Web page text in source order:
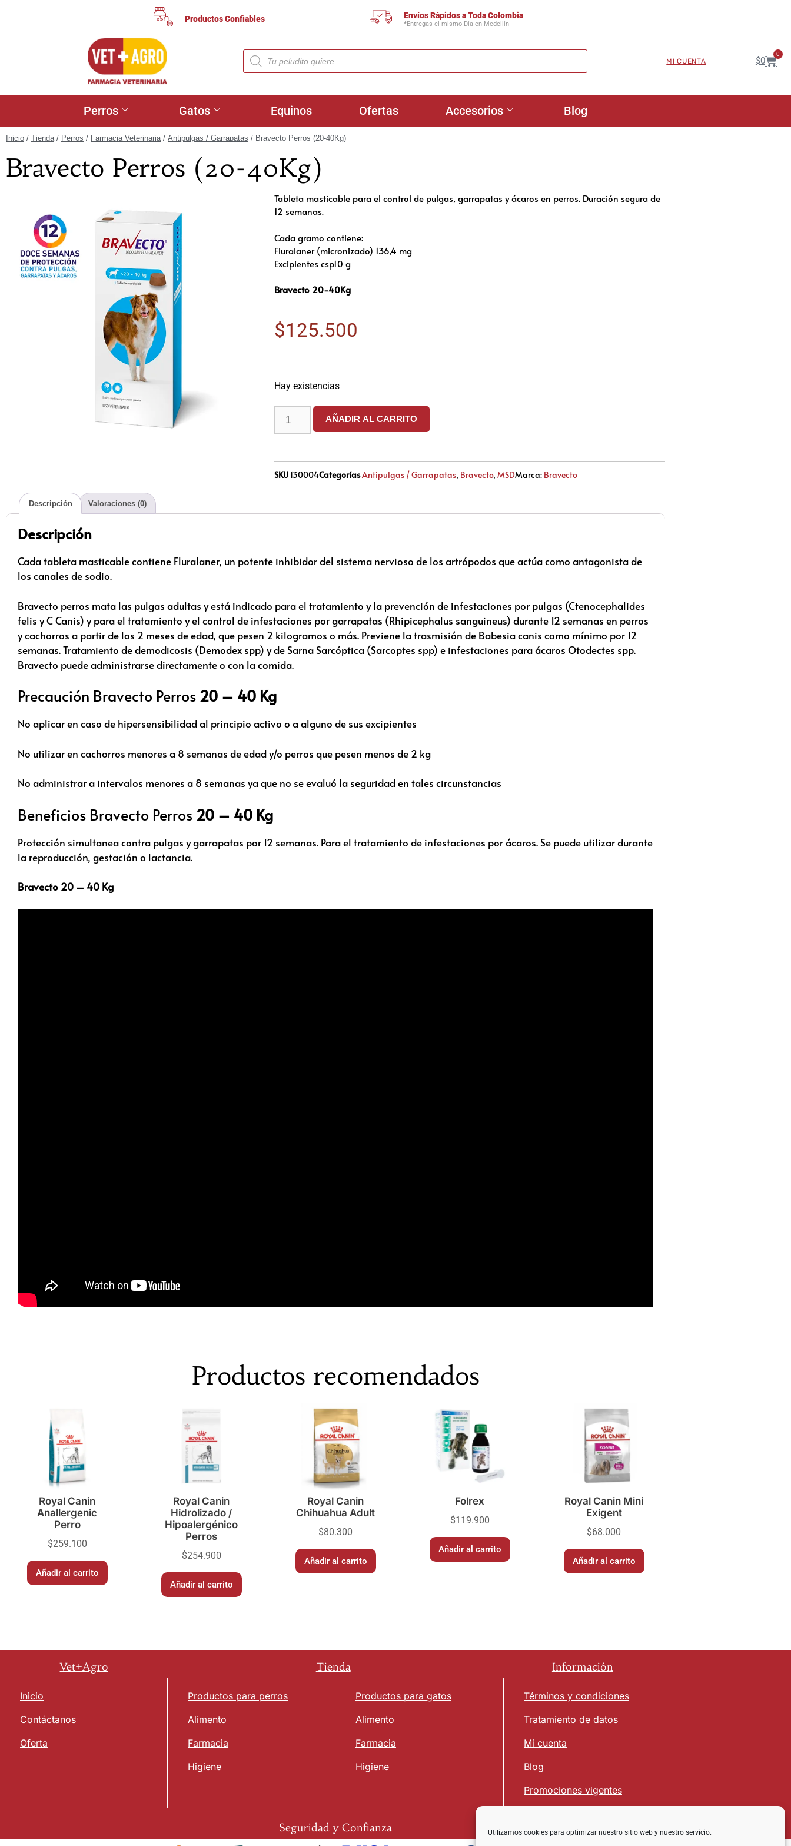
Utilizamos cookies para optimizar nuestro sitio web y nuestro servicio.
Productos Confiables Envíos Rápidos a Toda Colombia
*Entregas el mismo Día en Medellín
MI CUENTA $0
0
Perros Gatos Equinos Ofertas Accesorios Blog
Inicio / Tienda/ Perros / Farmacia Veterinaria/ Antipulgas / Garrapatas / Bravecto Perros (20-40Kg)
Bravecto Perros (20-40Kg)
Tableta masticable para el control de pulgas, garrapatas y ácaros en perros. Duración segura de
12 semanas.
Cada gramo contiene:
Fluralaner (micronizado) 136,4 mg
Excipientes csp10 g
Bravecto 20-40Kg
$125.500
Hay existencias
AÑADIR AL CARRITO
SKU 130004CategoríasAntipulgas / Garrapatas, Bravecto, MSDMarca: Bravecto
Descripción Valoraciones (0)
Descripción
Cada tableta masticable contiene Fluralaner, un potente inhibidor del sistema nervioso de los artrópodos que actúa como antagonista de
los canales de sodio.
Bravecto perros mata las pulgas adultas y está indicado para el tratamiento y la prevención de infestaciones por pulgas (Ctenocephalides
felis y C Canis) y para el tratamiento y el control de infestaciones por garrapatas (Rhipicephalus sanguineus) durante 12 semanas en perros
y cachorros a partir de los 2 meses de edad, que pesen 2 kilogramos o más. Previene la trasmisión de Babesia canis como mínimo por 12
semanas. Tratamiento de demodicosis (Demodex spp) y de Sarna Sarcóptica (Sarcoptes spp) e infestaciones para ácaros Otodectes spp.
Bravecto puede administrarse directamente o con la comida.
Precaución Bravecto Perros 20 – 40 Kg
No aplicar en caso de hipersensibilidad al principio activo o a alguno de sus excipientes
No utilizar en cachorros menores a 8 semanas de edad y/o perros que pesen menos de 2 kg
No administrar a intervalos menores a 8 semanas ya que no se evaluó la seguridad en tales circunstancias
Beneficios Bravecto Perros 20 – 40 Kg
Protección simultanea contra pulgas y garrapatas por 12 semanas. Para el tratamiento de infestaciones por ácaros. Se puede utilizar durante
la reproducción, gestación o lactancia.
Bravecto 20 – 40 Kg
Productos recomendados
Royal Canin
Anallergenic
Perro
$259.100
Añadir al carrito
Royal Canin
Hidrolizado /
Hipoalergénico
Perros
$254.900
Añadir al carrito
Royal Canin
Chihuahua Adult
$80.300
Añadir al carrito
Folrex
$119.900
Añadir al carrito
Royal Canin Mini
Exigent
$68.000
Añadir al carrito
Vet+Agro Tienda Información
Inicio
Contáctanos
Oferta
Productos para perros
Alimento
Farmacia
Higiene
Productos para gatos
Alimento
Farmacia
Higiene
Términos y condiciones
Tratamiento de datos
Mi cuenta
Blog
Promociones vigentes
Seguridad y Confianza